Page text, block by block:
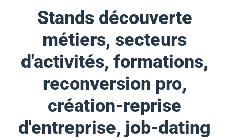
Stands découverte
métiers, secteurs
d'activités, formations,
reconversion pro,
création-reprise
d'entreprise, job-dating